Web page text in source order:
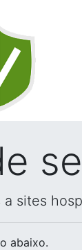
sites
abaixo.